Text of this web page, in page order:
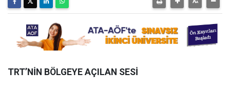
TRT’NİN BÖLGEYE AÇILAN SESİ